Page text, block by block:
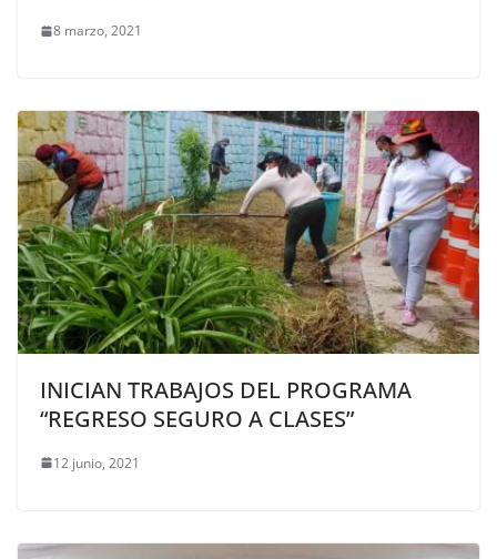
8 marzo, 2021
INICIAN TRABAJOS DEL PROGRAMA
“REGRESO SEGURO A CLASES”
12 junio, 2021